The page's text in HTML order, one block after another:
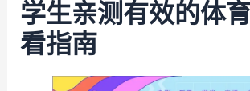
学生亲测有效的体
看指南